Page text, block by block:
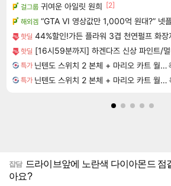
걸그룹 귀여운 아일릿 원희 [2]
해외겜 “GTA VI 영상값만 1,000억 원대?” 넷
핫딜 44%할인!가든 플라워 3겹 천연펄프 화장
핫딜 [16시59분까지] 하겐다즈 신상 파인트/
특가 닌텐도 스위치 2 본체 + 마리오 카트 월드 + 포켓몬스터 레전드 ZA 닌텐도 스위치 2 에디션 번들
특가 닌텐도 스위치 2 본체 + 마리오 카트 월드 + 슈퍼 마리오 파티 잼버리 닌텐도 스위치 2 에디션 + 잼버리 TV 번들
잡담 드라이브앞에 노란색 다이아몬드 점
아요?